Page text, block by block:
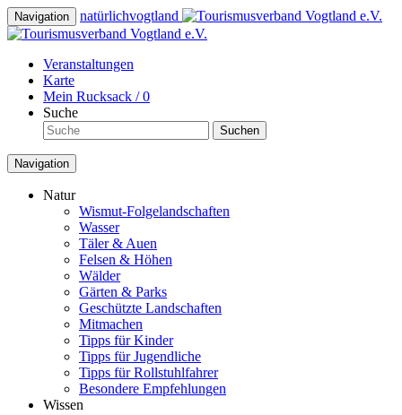
Navigation natürlichvogtland
Veranstaltungen
Karte
Mein Rucksack /0
Suche
Suchen
Navigation
Natur
Wismut-Folgelandschaften
Wasser
Täler & Auen
Felsen & Höhen
Wälder
Gärten & Parks
Geschützte Landschaften
Mitmachen
Tipps für Kinder
Tipps für Jugendliche
Tipps für Rollstuhlfahrer
Besondere Empfehlungen
Wissen